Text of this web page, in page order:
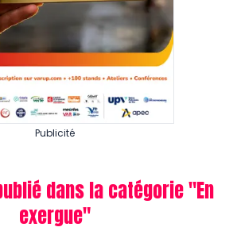
Publicité
dans la catégorie "En
exergue"